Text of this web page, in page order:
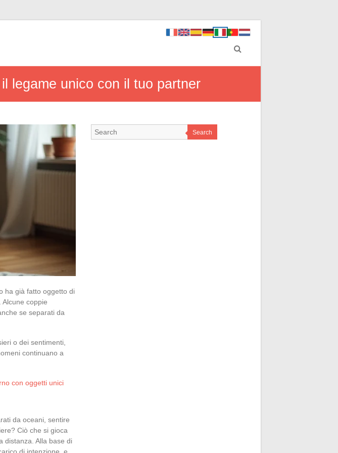
legame unico con il tuo partner
ha già fatto oggetto di
coppie
se separati da
o dei sentimenti,
continuano a
con oggetti unici
da oceani, sentire
Ciò che si gioca
distanza. Alla base di
Search